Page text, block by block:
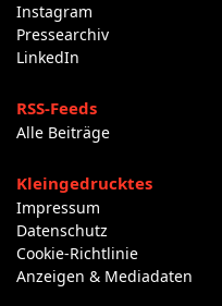
Instagram
Pressearchiv
LinkedIn
RSS-Feeds
Alle Beiträge
Kleingedrucktes
Impressum
Datenschutz
Cookie-Richtlinie
Anzeigen & Mediadaten